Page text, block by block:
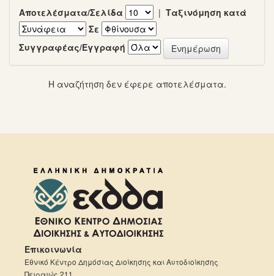
Αποτελέσματα/Σελίδα | Ταξινόμηση κατά
Σε
Συγγραφέας/Εγγραφή
Η αναζήτηση δεν έφερε αποτελέσματα.
Επικοινωνία
Εθνικό Κέντρο Δημόσιας Διοίκησης και Αυτοδιοίκησης
Πειραιώς 211,